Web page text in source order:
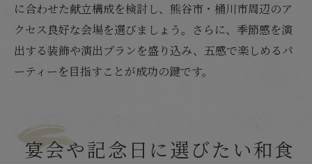
に合わせた献立構成を検討し、熊谷市・桶川市周辺のア
クセス良好な会場を選びましょう。さらに、季節感を演
出する装飾や演出プランを盛り込み、五感で楽しめるパ
ーティーを目指すことが成功の鍵です。
宴会や記念日に選びたい和食